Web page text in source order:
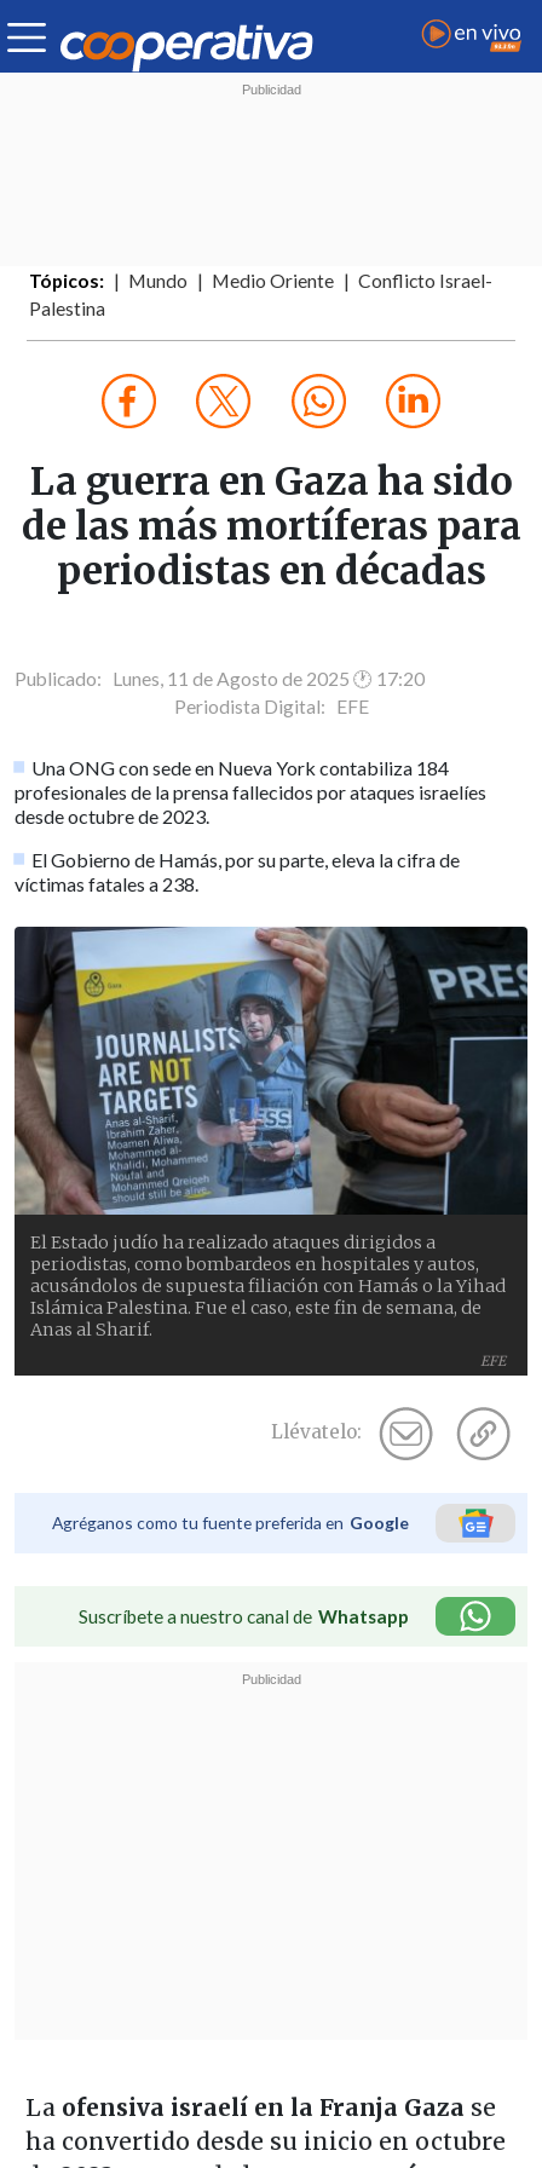
Tópicos: Mundo Medio Oriente
Conflicto Israel-
Palestina
La guerra en Gaza ha sido
de las más mortíferas para
periodistas en décadas
Publicado: Lunes, 11 de Agosto de 2025 🕐 17:20
Periodista Digital: EFE
Una ONG con sede en Nueva York contabiliza 184
profesionales de la prensa fallecidos por ataques israelíes
desde octubre de 2023.
El Gobierno de Hamás, por su parte, eleva la cifra de
víctimas fatales a 238.
EFE
El Estado judío ha realizado ataques dirigidos a
periodistas, como bombardeos en hospitales y autos,
acusándolos de supuesta filiación con Hamás o la Yihad
Islámica Palestina. Fue el caso, este fin de semana, de
Anas al Sharif.
Llévatelo:
Agréganos como tu fuente preferida en Google
Suscríbete a nuestro canal de Whatsapp
La ofensiva israelí en la Franja Gaza se
ha convertido desde su inicio en octubre